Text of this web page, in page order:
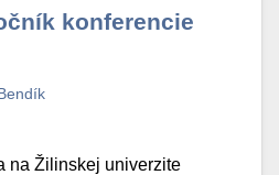
konferencie
na Žilinskej univerzite